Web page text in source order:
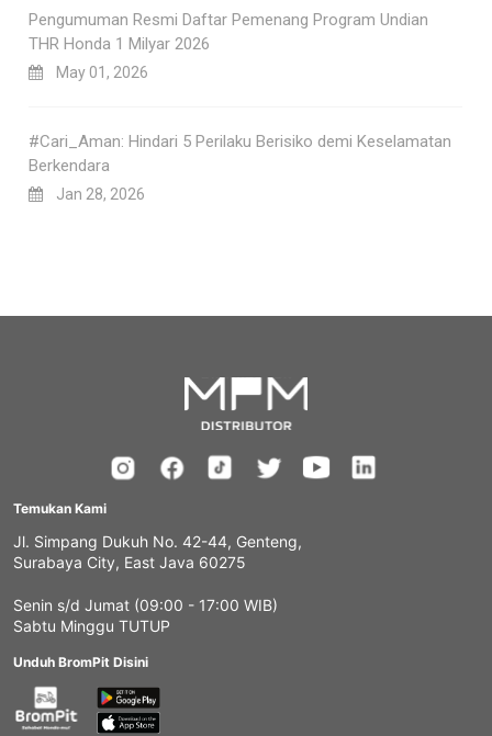
Pengumuman Resmi Daftar Pemenang Program Undian
THR Honda 1 Milyar 2026
May 01, 2026
#Cari_Aman: Hindari 5 Perilaku Berisiko demi Keselamatan
Berkendara
Jan 28, 2026
Temukan Kami
Jl. Simpang Dukuh No. 42-44, Genteng,
Surabaya City, East Java 60275
Senin s/d Jumat (09:00 - 17:00 WIB)
Sabtu Minggu TUTUP
Unduh BromPit Disini